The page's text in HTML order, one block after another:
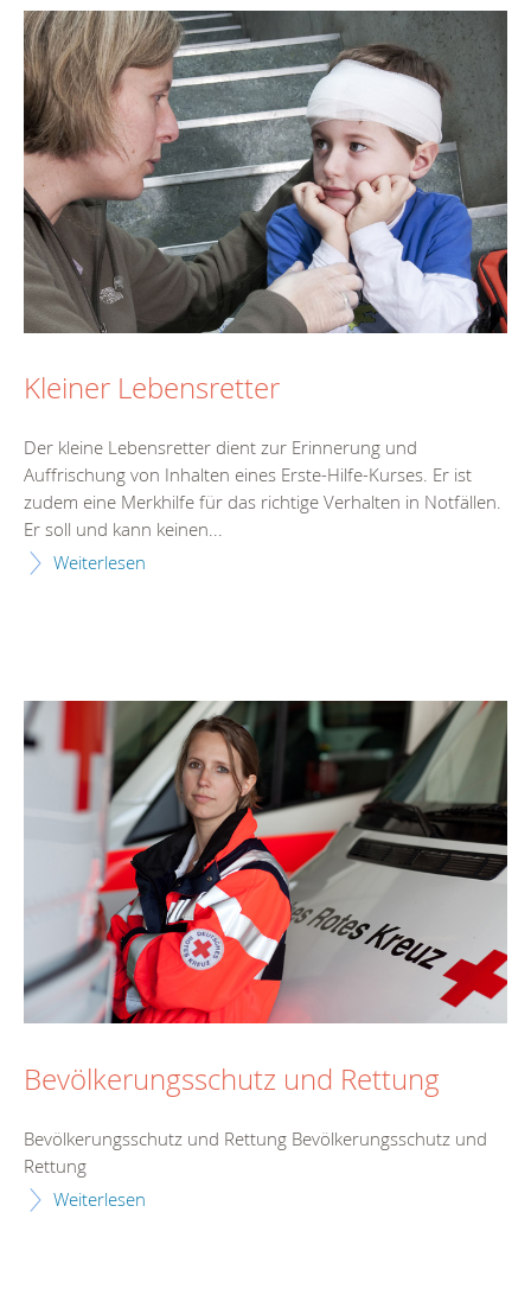
Kleiner Lebensretter
Der kleine Lebensretter dient zur Erinnerung und
Auffrischung von Inhalten eines Erste-Hilfe-Kurses. Er ist
zudem eine Merkhilfe für das richtige Verhalten in Notfällen.
Er soll und kann keinen...
Weiterlesen
Bevölkerungsschutz und Rettung
Bevölkerungsschutz und Rettung Bevölkerungsschutz und
Rettung
Weiterlesen